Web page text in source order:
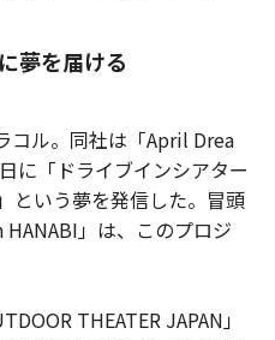
夢を届ける
コル。同社は「April Drea
に「ドライブインシアター
という夢を発信した。冒頭
」は、このプロジ
THEATER JAPAN」